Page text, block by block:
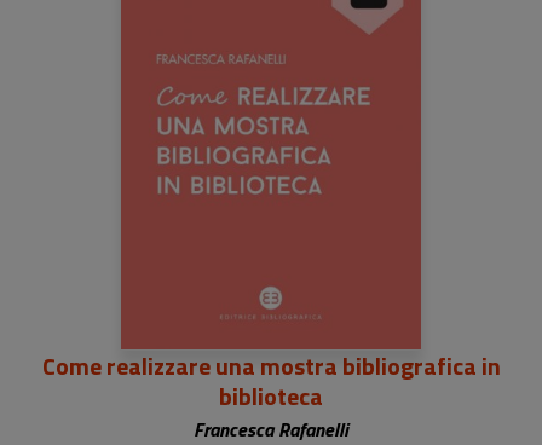
Come realizzare una mostra bibliografica in
biblioteca
Francesca Rafanelli